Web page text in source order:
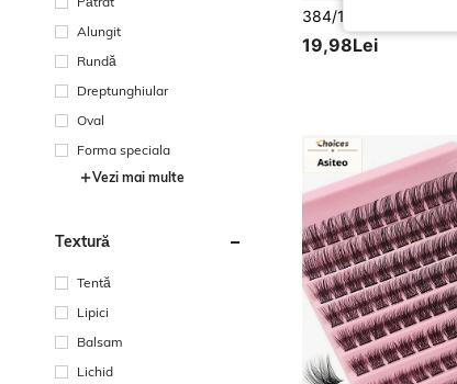
Alungit
Rundă
Dreptunghiular
Oval
Forma speciala
Vezi mai multe
Textură
Tentă
Lipici
Balsam
Lichid
19,98Lei